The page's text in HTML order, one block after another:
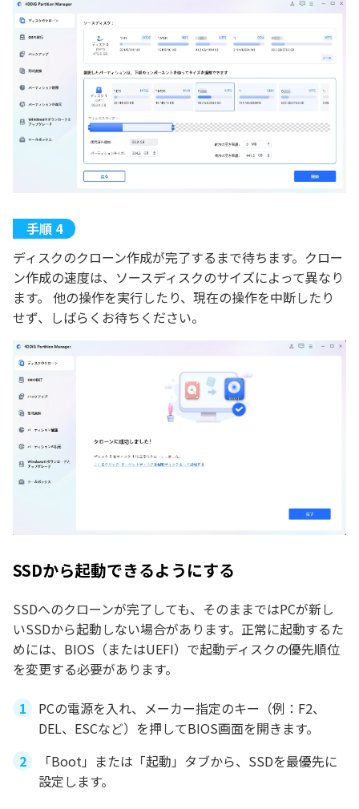
ディスクのクローン作成が完了するまで待ちます。クロー
ン作成の速度は、ソースディスクのサイズによって異なり
ます。 他の操作を実行したり、現在の操作を中断したり
せず、しばらくお待ちください。
SSDから起動できるようにする
SSDへのクローンが完了しても、そのままではPCが新し
いSSDから起動しない場合があります。正常に起動するた
めには、BIOS（またはUEFI）で起動ディスクの優先順位
を変更する必要があります。
PCの電源を入れ、メーカー指定のキー（例：F2、
DEL、ESCなど）を押してBIOS画面を開きます。
「Boot」または「起動」タブから、SSDを最優先に
設定します。